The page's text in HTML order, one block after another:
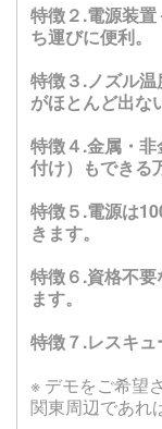
特徴２.電源装
ち運びに便利。
特徴３.ノズル
がほとんど出な
特徴４.金属・
付け）もできる
特徴５.電源は
きます。
特徴６.資格不
ます。
特徴７.レスキュ
※ デモをご希望
関東周辺であれ